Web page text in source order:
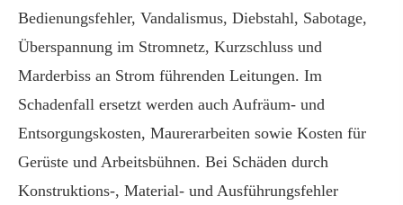
Bedienungsfehler, Vandalismus, Diebstahl, Sabotage,
Überspannung im Stromnetz, Kurzschluss und
Marderbiss an Strom führenden Leitungen. Im
Schadenfall ersetzt werden auch Aufräum- und
Entsorgungskosten, Maurerarbeiten sowie Kosten für
Gerüste und Arbeitsbühnen. Bei Schäden durch
Konstruktions-, Material- und Ausführungsfehler